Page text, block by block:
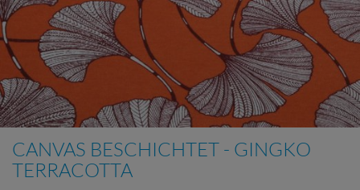
CANVAS BESCHICHTET - GINGKO
TERRACOTTA